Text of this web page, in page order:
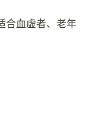
合血虚者、老年